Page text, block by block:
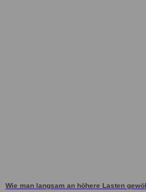
Wie man langsam an höhere Lasten